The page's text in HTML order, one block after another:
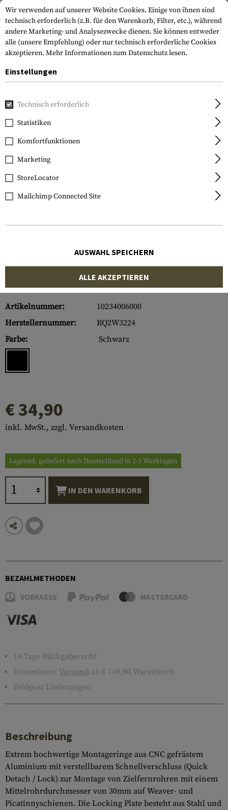
Home Waffenzubehör
Leapers
30mm QD CNC Mount
Rings High
Artikelnummer:
10234006000
Herstellernummer:
RQ2W3224
Farbe:
Schwarz
€ 34,90
inkl. MwSt., zzgl. Versandkosten
Lagernd, geliefert nach Deutschland in 2-3 Werktagen
IN DEN WARENKORB
BEZAHLMETHODEN
VORKASSE MASTERCARD
14 Tage Rückgaberecht
Kostenloser Versand ab € 149,90 Warenkorb
Feldpost Lieferungen
Beschreibung
Extrem hochwertige Montageringe aus CNC gefrästem
Aluminium mit verstellbarem Schnellverschluss (Quick
Detach / Lock) zur Montage von Zielfernrohren mit einem
Mittelrohrdurchmesser von 30mm auf Weaver- und
Picatinnyschienen. Die Locking Plate besteht aus Stahl und
Wir verwenden auf unserer Website Cookies. Einige von ihnen sind
technisch erforderlich (z.B. für den Warenkorb, Filter, etc.), während
andere Marketing- und Analysezwecke dienen. Sie können entweder
alle (unsere Empfehlung) oder nur technisch erforderliche Cookies
akzeptieren. Mehr Informationen zum Datenschutz lesen.
Einstellungen
Technisch erforderlich
Statistiken
Komfortfunktionen
Marketing
StoreLocator
Mailchimp Connected Site
AUSWAHL SPEICHERN
ALLE AKZEPTIEREN